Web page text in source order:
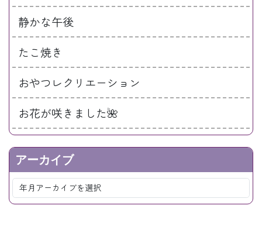
静かな午後
たこ焼き
おやつレクリエーション
お花が咲きました🌺
アーカイブ